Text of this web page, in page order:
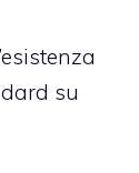
su